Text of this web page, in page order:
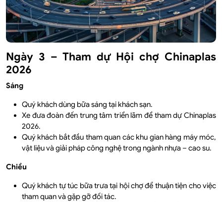
Ngày 3 – Tham dự Hội chợ Chinaplas
2026
Sáng
Quý khách dùng bữa sáng tại khách sạn.
Xe đưa đoàn đến trung tâm triển lãm để tham dự Chinaplas
2026.
Quý khách bắt đầu tham quan các khu gian hàng máy móc,
vật liệu và giải pháp công nghệ trong ngành nhựa – cao su.
Chiều
Quý khách tự túc bữa trưa tại hội chợ để thuận tiện cho việc
tham quan và gặp gỡ đối tác.